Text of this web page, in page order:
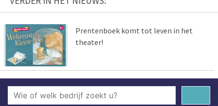
Prentenboek komt tot leven in het
theater!